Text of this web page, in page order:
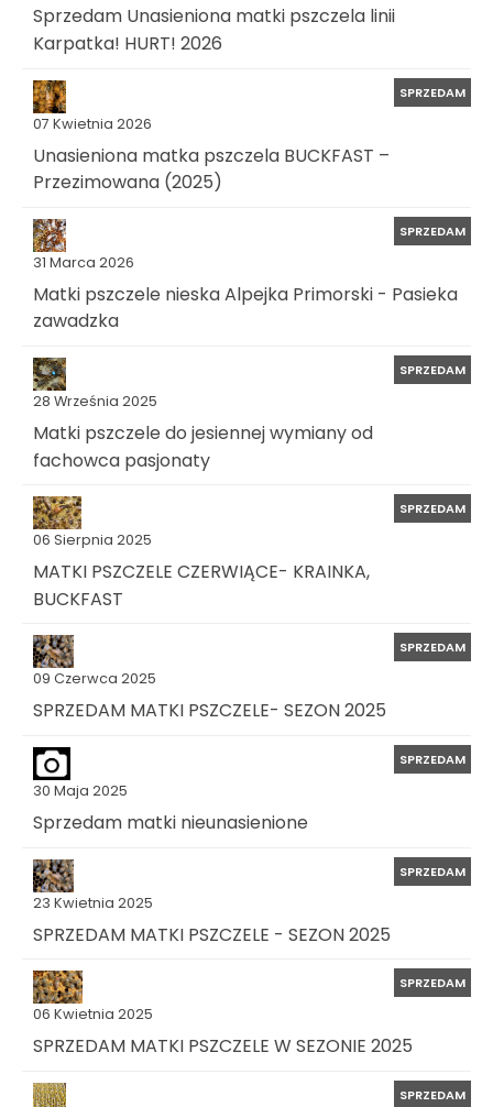
Sprzedam Unasieniona matki pszczela linii
Karpatka! HURT! 2026
07 Kwietnia 2026
SPRZEDAM
Unasieniona matka pszczela BUCKFAST –
Przezimowana (2025)
31 Marca 2026
SPRZEDAM
Matki pszczele nieska Alpejka Primorski - Pasieka
zawadzka
28 Września 2025
SPRZEDAM
Matki pszczele do jesiennej wymiany od
fachowca pasjonaty
06 Sierpnia 2025
SPRZEDAM
MATKI PSZCZELE CZERWIĄCE- KRAINKA,
BUCKFAST
09 Czerwca 2025
SPRZEDAM
SPRZEDAM MATKI PSZCZELE- SEZON 2025
30 Maja 2025
SPRZEDAM
Sprzedam matki nieunasienione
23 Kwietnia 2025
SPRZEDAM
SPRZEDAM MATKI PSZCZELE - SEZON 2025
06 Kwietnia 2025
SPRZEDAM
SPRZEDAM MATKI PSZCZELE W SEZONIE 2025
SPRZEDAM